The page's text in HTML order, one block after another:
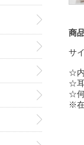
商
サ
☆内
☆耳
☆何
※